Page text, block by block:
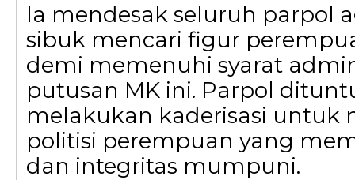
Ia mendesak seluruh parpol
sibuk mencari figur
demi memenuhi syarat
putusan MK ini. Parpol
melakukan kaderisasi untuk
politisi perempuan yang
dan integritas mumpuni.